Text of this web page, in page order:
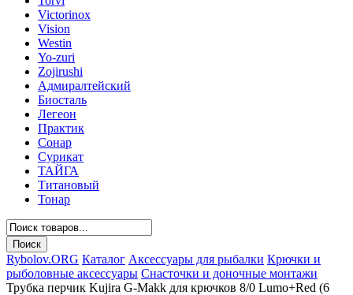
Victorinox
Vision
Westin
Yo-zuri
Zojirushi
Адмиралтейский
Биосталь
Легеон
Практик
Сонар
Сурикат
ТАЙГА
Титановый
Тонар
Rybolov.ORG Каталог Аксессуары для рыбалки Крючки и
рыболовные аксессуары Снасточки и доночные монтажи
Трубка перчик Kujira G-Makk для крючков 8/0 Lumo+Red (6